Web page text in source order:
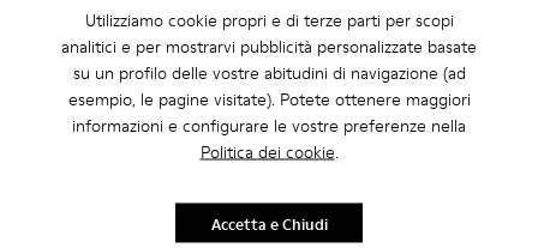
Utilizziamo cookie propri e di terze parti per scopi
analitici e per mostrarvi pubblicità personalizzate basate
su un profilo delle vostre abitudini di navigazione (ad
esempio, le pagine visitate). Potete ottenere maggiori
informazioni e configurare le vostre preferenze nella
Politica dei cookie.
Accetta e Chiudi